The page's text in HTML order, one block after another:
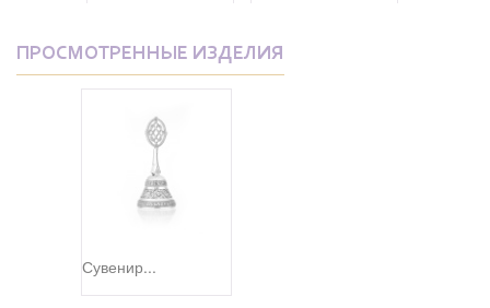
ПРОСМОТРЕННЫЕ ИЗДЕЛИЯ
Сувенир...